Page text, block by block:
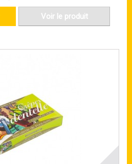
Voir le produit